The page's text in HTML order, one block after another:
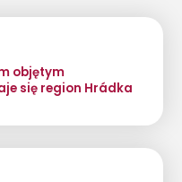
objętym
się region Hrádka